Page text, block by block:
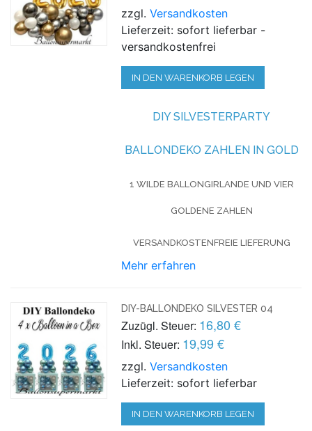
zzgl.Versandkosten
Lieferzeit: sofort lieferbar -
versandkostenfrei
IN DEN WARENKORB LEGEN
DIY SILVESTERPARTY
BALLONDEKO ZAHLEN IN GOLD
1 WILDE BALLONGIRLANDE UND VIER
GOLDENE ZAHLEN
VERSANDKOSTENFREIE LIEFERUNG
Mehr erfahren
DIY-BALLONDEKO SILVESTER 04
Zuzügl. Steuer: 16,80 €
Inkl. Steuer: 19,99 €
zzgl.Versandkosten
Lieferzeit: sofort lieferbar
IN DEN WARENKORB LEGEN